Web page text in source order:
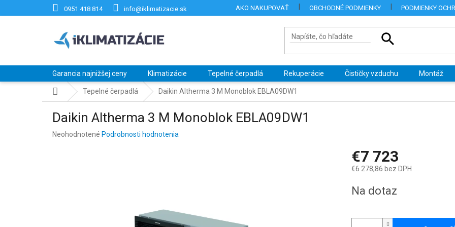
0951 418 814 info@iklimatizacie.sk AKO NAKUPOVAŤ OBCHODNÉ PODMIENKY PODMIENKY
Garancia najnižšej ceny Klimatizácie Tepelné čerpadlá Rekuperácie Čističky vzduchu Montáž
DomovTepelné čerpadlá Daikin Altherma 3 M Monoblok EBLA09DW1
Daikin Altherma 3 M Monoblok EBLA09DW1
Priemerné
Neohodnotené Podrobnosti hodnotenia
€7 723
€6 278,86 bez DPH
cena:
Na dotaz